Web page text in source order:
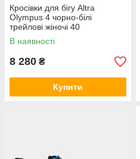
Кросівки для бігу Altra
Olympus 4 чорно-білі
трейлові жіночі 40
В наявності
8 280 ₴
Купити